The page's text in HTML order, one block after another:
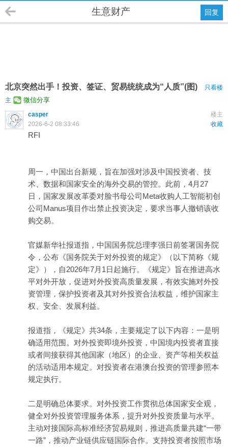
回复
生意财产
北京突然出手！投资、签证、贸易统统成为“人质”(图)
只看楼
主
微信分享
楼主
casper
收藏
2026-6-2 08:33:46
RFI
周一，中国出台新规，旨在加强对涉及中国投资者、技
术、数据和国家安全的海外交易的管控。此前，4月27
日，国家发展改革委对脸书母公司Meta收购人工智能初创
公司Manus项目作出禁止投资决定，要求当事人撤销该收
购交易。
官媒新华社报道指，中国国务院总理李强日前签署国务院
令，公布《国务院关于对外投资的规定》（以下简称《规
定》），自2026年7月1日起施行。《规定》旨在推进高水
平对外开放，促进对外投资高质量发展，有效实施对外投
资管理，保护投资者及其对外投资合法权益，维护国家主
权、安全、发展利益。
报道指，《规定》共34条，主要规定了以下内容：一是明
确适用范围。对外投资即境外投资，中国境内投资者直接
或者间接获得其他国家（地区）的企业、资产等相关权益
的活动适用本规定。对投资者在港澳台投资的管理参照本
规定执行。
二是明确总体要求。对外投资工作贯彻总体国家安全观，
健全对外投资管理服务体系，提升对外投资质量与水平。
主动对接国际高标准经济贸易规则，推进高质量共建“一带
一路”，推动产业链供应链国际合作。支持投资者按照市场